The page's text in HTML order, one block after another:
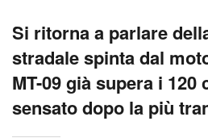
Si ritorna a parlare
stradale spinta dal
MT-09 già supera i 120
sensato dopo la più